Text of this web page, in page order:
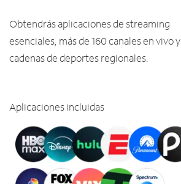
Obtendrás aplicaciones de streaming
esenciales, más de 160 canales en vivo y
cadenas de deportes regionales.
Aplicaciones incluidas